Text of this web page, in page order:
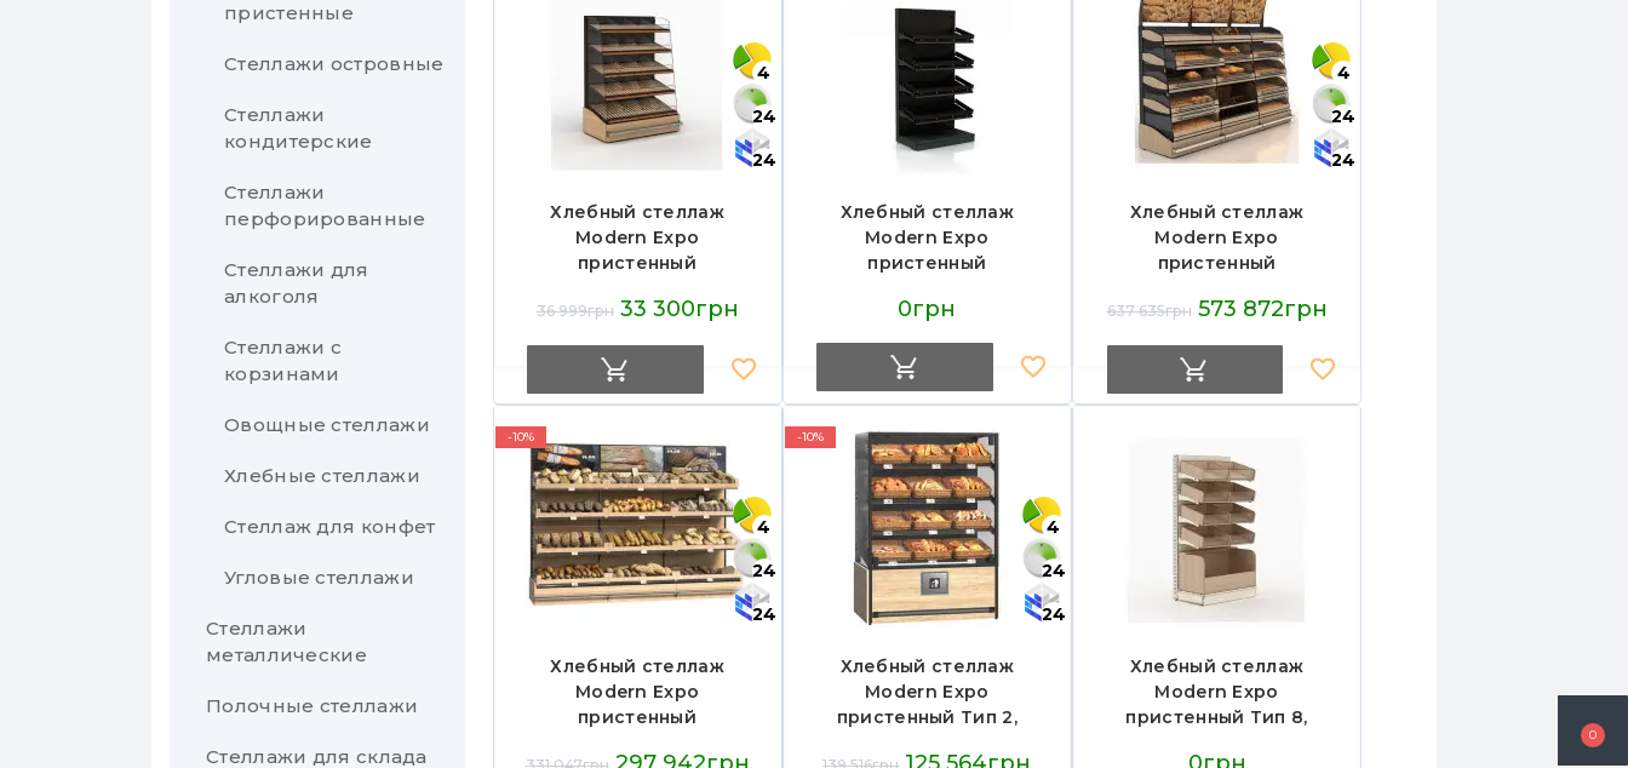
0
пристенные
Стеллажи островные
Стеллажи
кондитерские
Стеллажи
перфорированные
Стеллажи для
алкоголя
Стеллажи с
корзинами
Овощные стеллажи
Хлебные стеллажи
Стеллаж для конфет
Угловые стеллажи
Стеллажи
металлические
Стеллаж в кладовку
Стеллажи в погреб
Полочные стеллажи
Стеллажи для склада
4
24
24
Хлебный стеллаж
Modern Expo
пристенный
металл/МДФ/дерево,
магазинов и пекарен,
Украина
36 999грн 33 300грн
Хлебный стеллаж
Modern Expo
пристенный
металл, черный,
порошковая покраска,
для магазинов и
пекарен, Украина
0грн
4
24
24
Хлебный стеллаж
Modern Expo
пристенный
металл/ДСП/дерево,
покрытие, для хлеба и
выпечки
637 635грн 573 872грн
-10%
4
24
24
Хлебный стеллаж
Modern Expo
пристенный
-10%
4
24
24
Хлебный стеллаж
Modern Expo
пристенный Тип 2,
Хлебный стеллаж
Modern Expo
пристенный Тип 8,